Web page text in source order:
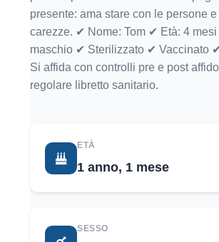
presente: ama stare con le persone
carezze. ✔ Nome: Tom ✔ Età: 4
maschio ✔ Sterilizzato ✔ Vaccinato
Si affida con controlli pre e post
regolare libretto sanitario.
ETÀ
1 anno, 1 mese
SESSO